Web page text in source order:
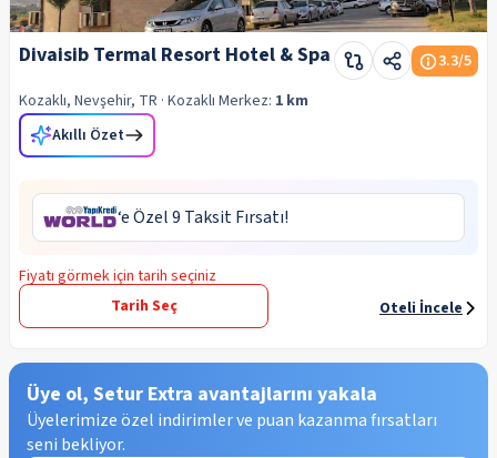
Divaisib Termal Resort Hotel & Spa 3.3/5
Kozaklı, Nevşehir, TR · Kozaklı Merkez: 1 km
Akıllı Özet
‘e Özel 9 Taksit Fırsatı!
Fiyatı görmek için tarih seçiniz
Tarih Seç
Oteli İncele
Üye ol, Setur Extra avantajlarını yakala
Üyelerimize özel indirimler ve puan kazanma fırsatları
seni bekliyor.